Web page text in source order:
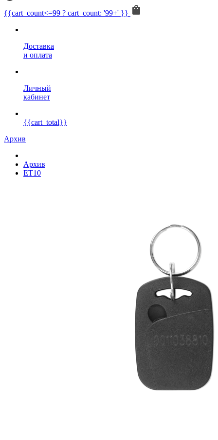
{{cart_count<=99 ? cart_count: '99+' }}
Доставка
и оплата
Личный
кабинет
{{cart_total}}
Архив
Архив
ET10